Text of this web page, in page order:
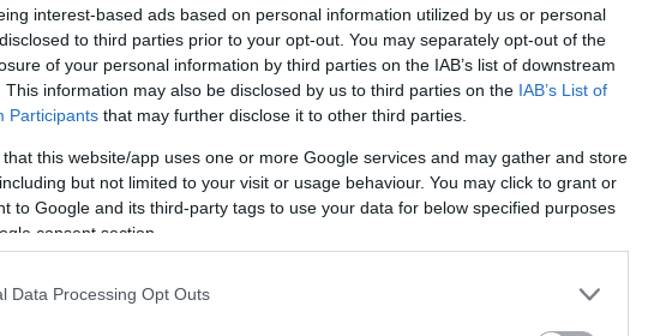
interest-based ads based on personal information utilized by us or personal
to third parties prior to your opt-out. You may separately opt-out of the
of your personal information by third parties on the IAB’s list of downstream
This information may also be disclosed by us to third parties on the IAB’s List of
Participants that may further disclose it to other third parties.
that this website/app uses one or more Google services and may gather and store
but not limited to your visit or usage behaviour. You may click to grant or
to Google and its third-party tags to use your data for below specified purposes
consent section.
Data Processing Opt Outs
Szombaton az Ég Katonái Hagyományőrző Egyesület a
hozzátartozók kezdeményezésének eleget téve
emlékművet emelt a MiG-23-as típus első hazai
ezredes és Reinhardt Róbert százados emlékére. Az
avatásra a 21.…